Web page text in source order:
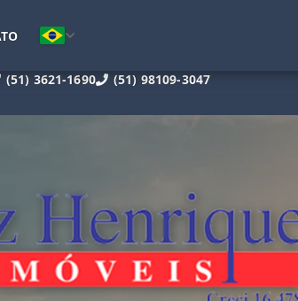
(51) 3621-1690 (51) 98109-3047